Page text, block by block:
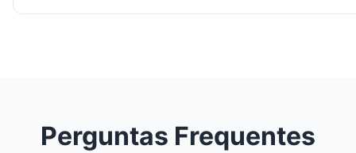
Perguntas Frequentes